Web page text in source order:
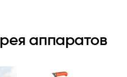
аппаратов